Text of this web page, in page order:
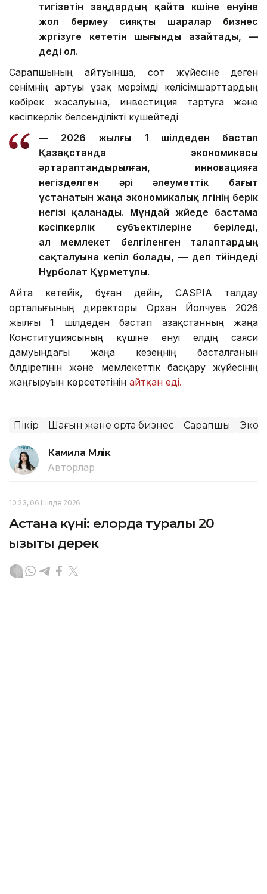
тигізетін заңдардың қайта күшіне енуіне
жол бермеу сияқты шаралар бизнес
жүргізуге кететін шығынды азайтады, —
деді ол.
Сарапшының айтуынша, сот жүйесіне деген
сенімнің артуы ұзақ мерзімді келісімшарттардың
көбірек жасалуына, инвестиция тартуға және
кәсіпкерлік белсенділікті күшейтеді
— 2026 жылғы 1 шілдеден бастап
Қазақстанда экономикасы
әртараптандырылған, инновацияға
негізделген әрі әлеуметтік бағыт
ұстанатын жаңа экономикалық үлгінің берік
негізі қаланады. Мұндай жүйеде бастама
кәсіпкерлік субъектілеріне беріледі,
ал мемлекет белгіленген талаптардың
сақталуына кепіл болады, — деп түйіндеді
Нұрболат Құрметұлы.
Айта кетейік, бұған дейін, CASPIA талдау
орталығының директоры Орхан Йолчуев 2026
жылғы 1 шілдеден бастап Қазақстанның жаңа
Конституциясының күшіне енуі елдің саяси
дамуындағы жаңа кезеңнің басталғанын
білдіретінін және мемлекеттік басқару жүйесінің
жаңғыруын көрсететінін айтқан еді.
Пікір Шағын және орта бизнес Сарапшы
Камила Мүлік
Авторлар
10:23, 06 Шілде 2026
Астана күні: елорда туралы 20
қызықты дерек